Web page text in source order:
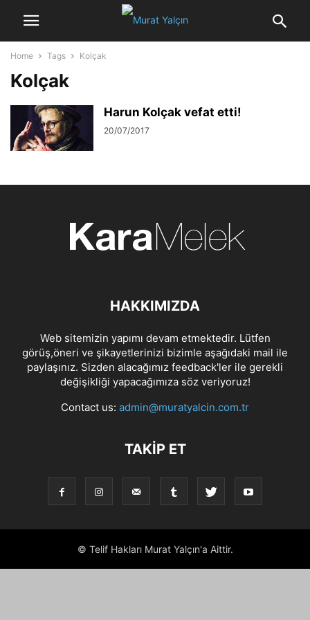
Home Tags Kolçak
Kolçak
Harun Kolçak vefat etti!
20/07/2017
HAKKIMIZDA
Web sitemizin yapımı devam etmektedir. Lütfen
görüş,öneri ve şikayetlerinizi bizimle aşağıdaki mail ile
paylaşınız. Sizden alacağımız feedback'ler ile gerekli
değişikliği yapacağımıza söz veriyoruz!
Contact us: admin@muratyalcin.com.tr
TAKIP ET
© Telif Hakları Murat Yalçın'a Aittir.